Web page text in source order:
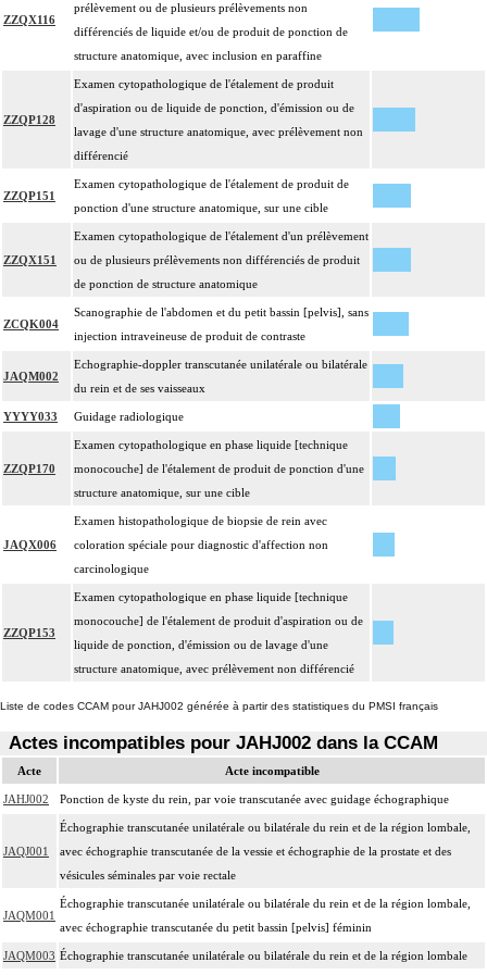
ZZQX116
prélèvement ou de plusieurs prélèvements non
différenciés de liquide et/ou de produit de ponction de
structure anatomique, avec inclusion en paraffine
ZZQP128
Examen cytopathologique de l'étalement de produit
d'aspiration ou de liquide de ponction, d'émission ou de
lavage d'une structure anatomique, avec prélèvement non
différencié
ZZQP151
Examen cytopathologique de l'étalement de produit de
ponction d'une structure anatomique, sur une cible
ZZQX151
Examen cytopathologique de l'étalement d'un prélèvement
ou de plusieurs prélèvements non différenciés de produit
de ponction de structure anatomique
ZCQK004
Scanographie de l'abdomen et du petit bassin [pelvis], sans
injection intraveineuse de produit de contraste
JAQM002
Echographie-doppler transcutanée unilatérale ou bilatérale
du rein et de ses vaisseaux
YYYY033 Guidage radiologique
ZZQP170
Examen cytopathologique en phase liquide [technique
monocouche] de l'étalement de produit de ponction d'une
structure anatomique, sur une cible
JAQX006
Examen histopathologique de biopsie de rein avec
coloration spéciale pour diagnostic d'affection non
carcinologique
ZZQP153
Examen cytopathologique en phase liquide [technique
monocouche] de l'étalement de produit d'aspiration ou de
liquide de ponction, d'émission ou de lavage d'une
structure anatomique, avec prélèvement non différencié
Liste de codes CCAM pour JAHJ002 générée à partir des statistiques du PMSI français
Actes incompatibles pour JAHJ002 dans la CCAM
Acte Acte incompatible
JAHJ002 Ponction de kyste du rein, par voie transcutanée avec guidage échographique
JAQJ001
Échographie transcutanée unilatérale ou bilatérale du rein et de la région lombale,
avec échographie transcutanée de la vessie et échographie de la prostate et des
vésicules séminales par voie rectale
JAQM001
Échographie transcutanée unilatérale ou bilatérale du rein et de la région lombale,
avec échographie transcutanée du petit bassin [pelvis] féminin
JAQM003 Échographie transcutanée unilatérale ou bilatérale du rein et de la région lombale